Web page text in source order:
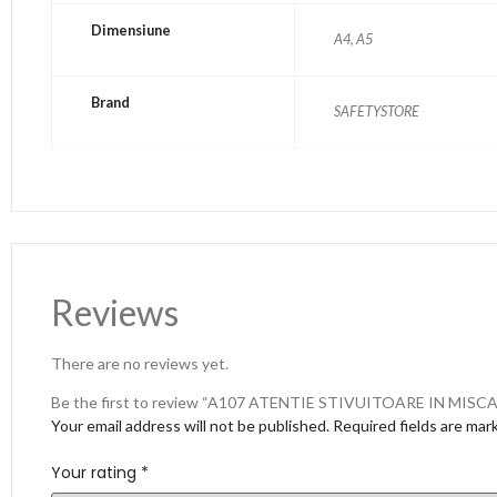
Dimensiune
A4, A5
Brand
SAFETYSTORE
Reviews
There are no reviews yet.
Be the first to review “A107 ATENTIE STIVUITOARE IN
Your email address will not be published. Required fields are
Your rating *